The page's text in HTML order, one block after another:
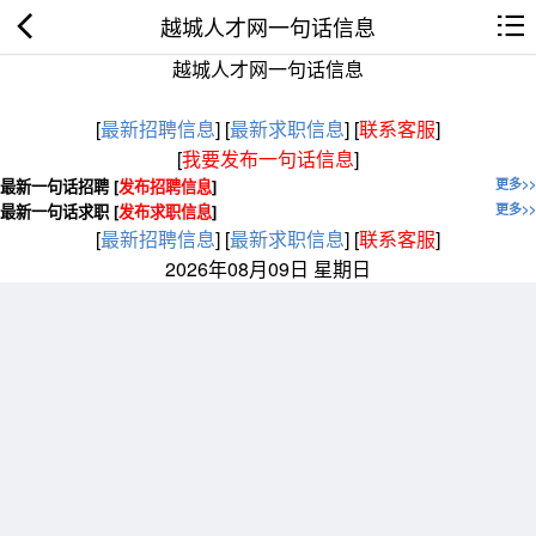
越城人才网一句话信息
越城人才网一句话信息
[最新招聘信息] [最新求职信息] [联系客服]
[我要发布一句话信息]
更多>>
最新一句话招聘 [发布招聘信息]
更多>>
最新一句话求职 [发布求职信息]
[最新招聘信息] [最新求职信息] [联系客服]
2026年08月09日 星期日